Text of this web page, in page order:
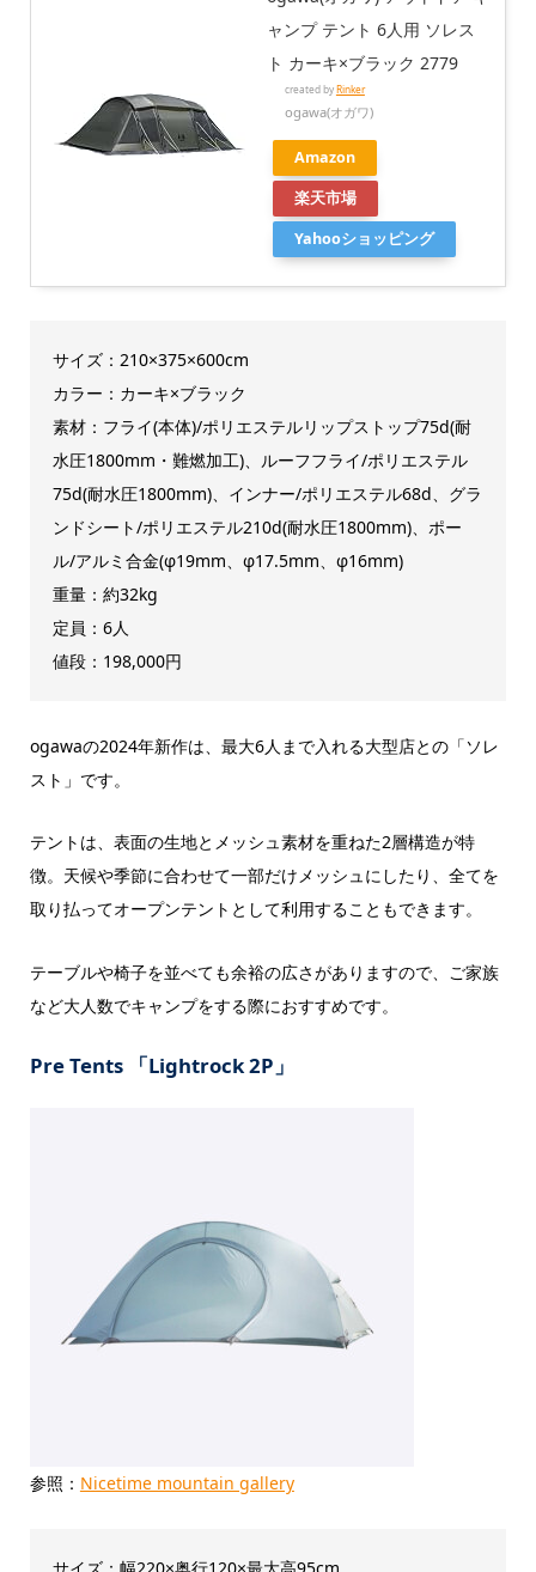
ャンプ テント 6人用 ソレス
ト カーキ×ブラック 2779
created byRinker
ogawa(オガワ)
Amazon
楽天市場
Yahooショッピング
サイズ：210×375×600cm
カラー：‎カーキ×ブラック
素材：フライ(本体)/ポリエステルリップストップ75d(耐
水圧1800mm・難燃加工)、ルーフフライ/ポリエステル
75d(耐水圧1800mm)、インナー/ポリエステル68d、グラ
ンドシート/ポリエステル210d(耐水圧1800mm)、ポー
ル/アルミ合金(φ19mm、φ17.5mm、φ16mm)
重量：約32kg
定員：6人
値段：198,000円
ogawaの2024年新作は、最大6人まで入れる大型店との「ソレ
スト」です。
テントは、表面の生地とメッシュ素材を重ねた2層構造が特
徴。天候や季節に合わせて一部だけメッシュにしたり、全てを
取り払ってオープンテントとして利用することもできます。
テーブルや椅子を並べても余裕の広さがありますので、ご家族
など大人数でキャンプをする際におすすめです。
Pre Tents 「Lightrock 2P」
参照： Nicetime mountain gallery